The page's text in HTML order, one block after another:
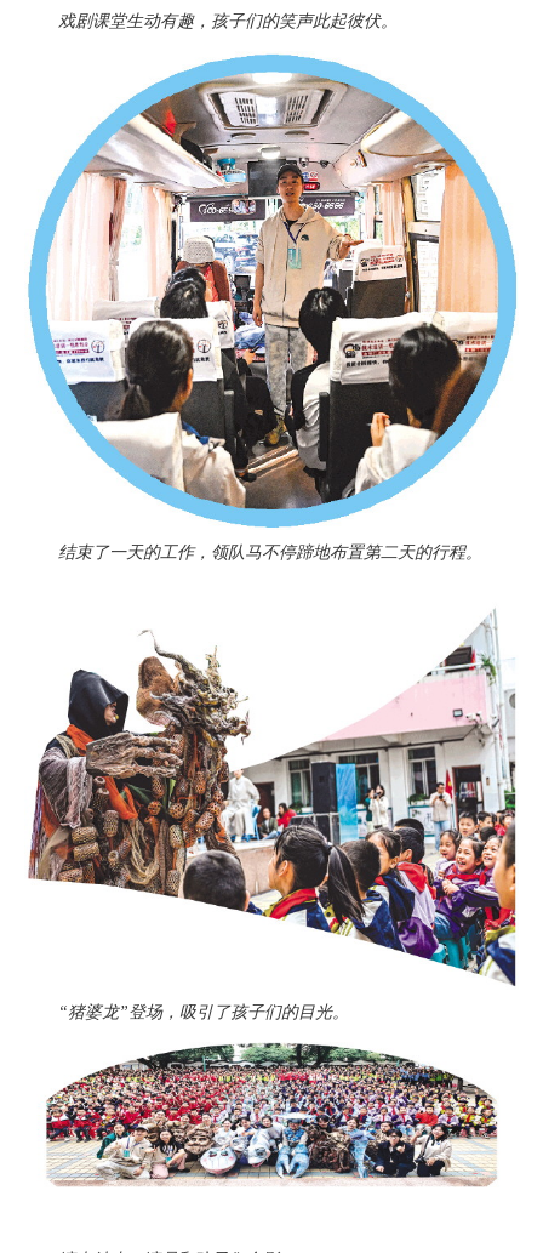
戏剧课堂生动有趣，孩子们的笑声此起彼伏。
结束了一天的工作，领队马不停蹄地布置第二天的行程。
“猪婆龙”登场，吸引了孩子们的目光。